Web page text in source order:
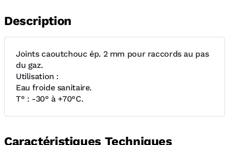
Description
Joints caoutchouc ép. 2 mm pour raccords au pas
du gaz.
Utilisation :
Eau froide sanitaire.
T° : -30° à +70°C.
Caractéristiques Techniques